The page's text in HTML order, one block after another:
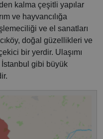
kalma çeşitli yapılar
ve hayvancılığa
ve el sanatları
doğal güzellikleri ve
bir yerdir. Ulaşımı
gibi büyük